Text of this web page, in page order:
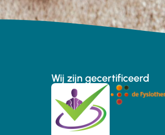
Wij zijn gecertificeerd